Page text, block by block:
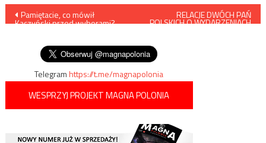
Nawigacja
Pamiętacie, co mówił
Kaczyński przed wyborami?
RELACJE DWÓCH PAŃ
POLSKICH O WYDARZENIACH
Telegramhttps://t.me/magnapolonia
WESPRZYJ PROJEKT MAGNA POLONIA